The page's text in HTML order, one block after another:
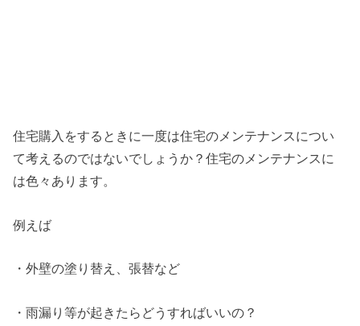
住宅購入をするときに一度は住宅のメンテナンスについ
て考えるのではないでしょうか？住宅のメンテナンスに
は色々あります。
例えば
・外壁の塗り替え、張替など
・雨漏り等が起きたらどうすればいいの？